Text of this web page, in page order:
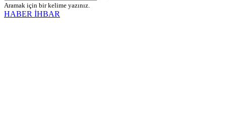
Aramak için bir kelime yazınız.
HABER İHBAR